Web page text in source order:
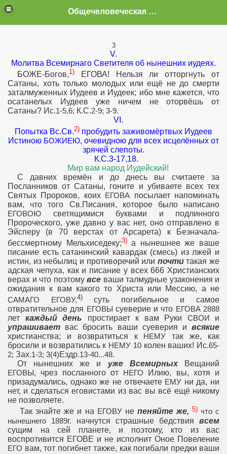
Общечеловеческая Истина.
3
V.
Молитва Всемирнаго Светителя об нынешних иудеях.
БОЖЕ-Богов,1)
ЕГОВА! Нельзя ли отторгнуть от
Сатаны, хоть только молодых или ещё не до смерти
заталмуженных Иудеев и Иудеек; ибо мне кажется, что
осатанелых Иудеев уже ничем не оторвёшь от
Сатаны? Ис.1-5,6; К.С.2-9; 3-9.
VІ.
Попытка Вс.Св.2) пробудить заживомёртвых Иудеев
Истиною БОЖИЕЮ, очевидною для всех исцелённых от
зрячей слепоты.
К.С.3-17,18.
Мир вам народ Иудейский!
С давних времён и до днесь вы считаете за
Посланников от Сатаны, гоните и убиваете всех тех
Святых Пророков, коих
ЕГОВА посылает напоминать
вам, что того Св.Писания, которое было написано
ЕГОВОЮ светящимися буквами и подлинного
Пророческого, уже давно у вас нет, оно отправлено в
Эйсперу (в 70 верстах от Арсарета) к Безначала-
бессмертному Мельхиседеку;3)а нынешнее же ваше
писание есть сатанинский кавардак (смесь) из лжей и
истин, из небылиц и противоречий или почтитакая же
адская чепуха, как и писание у всех 666 Христианских
верах и что поэтому все ваши талмудные узаконения и
ожидания к вам какого то Христа или Мессию, а не
САМАГО ЕГОВУ,4)суть погибельное и самое
отвратительное для ЕГОВЫ суеверие и что ЕГОВА 2888
лет каждый день простирает к вам Руки СВОИ
и
упрашивает вас бросить ваши суеверия ивсякие
христианства; и возвратиться к
НЕМУ так же, как
бросили и возвратились к НЕМУ 10колен ваших! Ис.65-
2; Зах.1-3; 3(4)Ездр.13-40...48.
От нынешних же и уже Всемирных Вещаний
ЕГОВЫ , чрез посланного от НЕГО Илию, вы, хотя и
призадумались, однако же не отвечаете ЕМУ ни да, ни
нет, и сделаться еговистами из вас вы всё ещё никому
не позволяете.
Так знайте же и на ЕГОВУне пеняйте же, 5) что с
нынешнего 1889г. начнутся страшные бедствия всем
сущим на сей планете, и поэтому, кто из вас
воспротивится ЕГОВЕ и не исполнит Оное Повеление
ЕГО вам, тот погибнет также, как погибали предки ваши